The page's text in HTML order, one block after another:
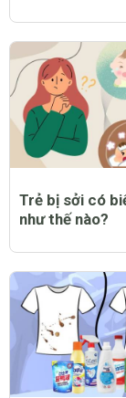
Trẻ bị sởi có
như thế nào?